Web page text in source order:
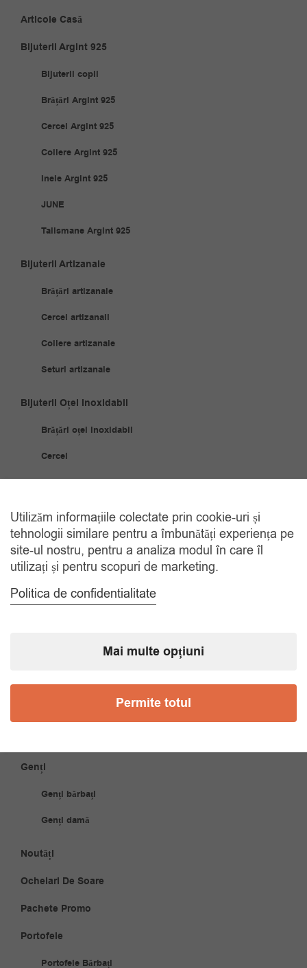
Articole Casă
Bijuterii Argint 925
Bijuterii copii
Brățări Argint 925
Cercei Argint 925
Coliere Argint 925
Inele Argint 925
JUNE
Talismane Argint 925
Bijuterii Artizanale
Brățări artizanale
Cercei artizanali
Coliere artizanale
Seturi artizanale
Bijuterii Oțel Inoxidabil
Brățări oțel inoxidabil
Cercei
Coliere
Bijuterii Placate Aur
Brățări placate cu aur
Cercei placați cu aur
Coliere placate cu aur
Ceasuri bărbați
Genți
Genți bărbați
Genți damă
Noutăți
Ochelari De Soare
Pachete Promo
Portofele
Portofele Bărbați
Utilizăm informațiile colectate prin cookie-uri și
tehnologii similare pentru a îmbunătăți experiența pe
site-ul nostru, pentru a analiza modul în care îl
utilizați și pentru scopuri de marketing.
Politica de confidentialitate
Mai multe opțiuni
Permite totul